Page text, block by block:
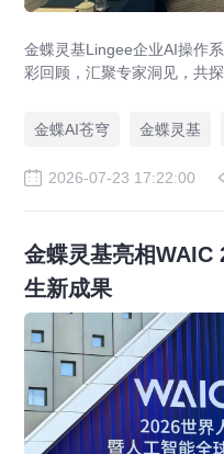
金蝶灵基Lingee企业AI操作
彩回顾，汇聚专家洞见，共
金蝶AI苍穹
金蝶灵基
2026-07-23 17:22:00
金蝶灵基亮相WAIC
生新成果